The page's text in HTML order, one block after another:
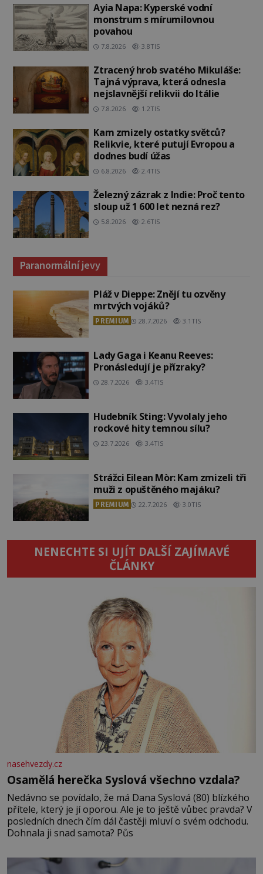
Ayia Napa: Kyperské vodní
monstrum s mírumilovnou
povahou
7.8.2026 3.8TIS
Ztracený hrob svatého Mikuláše:
Tajná výprava, která odnesla
nejslavnější relikvii do Itálie
7.8.2026 1.2TIS
Kam zmizely ostatky světců?
Relikvie, které putují Evropou a
dodnes budí úžas
6.8.2026 2.4TIS
Železný zázrak z Indie: Proč tento
sloup už 1 600 let nezná rez?
5.8.2026 2.6TIS
Paranormální jevy
Pláž v Dieppe: Znějí tu ozvěny
mrtvých vojáků?
PREMIUM 28.7.2026 3.1TIS
Lady Gaga i Keanu Reeves:
Pronásledují je přízraky?
28.7.2026 3.4TIS
Hudebník Sting: Vyvolaly jeho
rockové hity temnou sílu?
23.7.2026 3.4TIS
Strážci Eilean Mòr: Kam zmizeli tři
muži z opuštěného majáku?
PREMIUM 22.7.2026 3.0TIS
NENECHTE SI UJÍT DALŠÍ ZAJÍMAVÉ
ČLÁNKY
nasehvezdy.cz
Osamělá herečka Syslová všechno vzdala?
Nedávno se povídalo, že má Dana Syslová (80) blízkého
přítele, který je jí oporou. Ale je to ještě vůbec pravda? V
posledních dnech čím dál častěji mluví o svém odchodu.
Dohnala ji snad samota? Půs